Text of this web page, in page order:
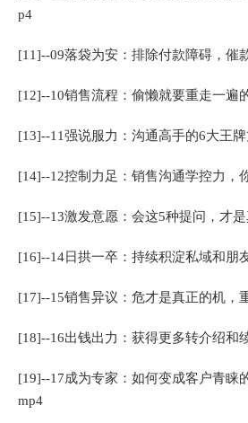
p4
[11]--09落袋为安：排除付款障碍，催
[12]--10销售流程：偷懒就要重走一遍
[13]--11强说服力：沟通高手的6大王
[14]--12控制力足：销售沟通学控力，
[15]--13激发意愿：会这5种提问，才
[16]--14日拱一卒：持续积淀私域和朋
[17]--15销售异议：危才是真正的机，
[18]--16出钱出力：获得更多转介绍和
[19]--17成为专家：如何变成客户青睐
mp4